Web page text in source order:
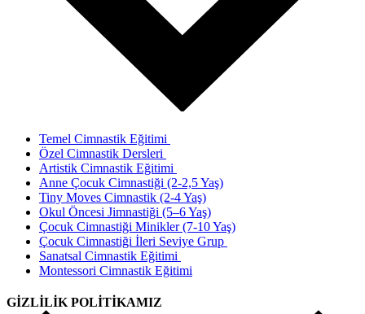
Temel Cimnastik Eğitimi
Özel Cimnastik Dersleri
Artistik Cimnastik Eğitimi
Anne Çocuk Cimnastiği (2-2,5 Yaş)
Tiny Moves Cimnastik (2-4 Yaş)
Okul Öncesi Jimnastiği (5–6 Yaş)
Çocuk Cimnastiği Minikler (7-10 Yaş)
Çocuk Cimnastiği İleri Seviye Grup
Sanatsal Cimnastik Eğitimi
Montessori Cimnastik Eğitimi
GİZLİLİK POLİTİKAMIZ